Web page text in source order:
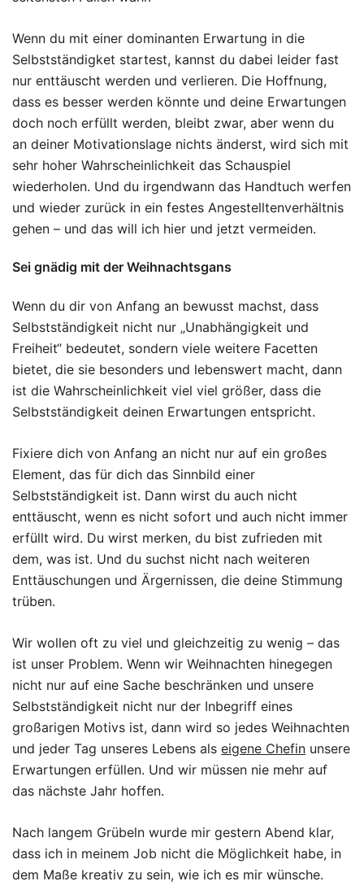
Wenn du mit einer dominanten Erwartung in die
Selbstständigket startest, kannst du dabei leider fast
nur enttäuscht werden und verlieren. Die Hoffnung,
dass es besser werden könnte und deine Erwartungen
doch noch erfüllt werden, bleibt zwar, aber wenn du
an deiner Motivationslage nichts änderst, wird sich mit
sehr hoher Wahrscheinlichkeit das Schauspiel
wiederholen. Und du irgendwann das Handtuch werfen
und wieder zurück in ein festes Angestelltenverhältnis
gehen – und das will ich hier und jetzt vermeiden.
Sei gnädig mit der Weihnachtsgans
Wenn du dir von Anfang an bewusst machst, dass
Selbstständigkeit nicht nur „Unabhängigkeit und
Freiheit“ bedeutet, sondern viele weitere Facetten
bietet, die sie besonders und lebenswert macht, dann
ist die Wahrscheinlichkeit viel viel größer, dass die
Selbstständigkeit deinen Erwartungen entspricht.
Fixiere dich von Anfang an nicht nur auf ein großes
Element, das für dich das Sinnbild einer
Selbstständigkeit ist. Dann wirst du auch nicht
enttäuscht, wenn es nicht sofort und auch nicht immer
erfüllt wird. Du wirst merken, du bist zufrieden mit
dem, was ist. Und du suchst nicht nach weiteren
Enttäuschungen und Ärgernissen, die deine Stimmung
trüben.
Wir wollen oft zu viel und gleichzeitig zu wenig – das
ist unser Problem. Wenn wir Weihnachten hinegegen
nicht nur auf eine Sache beschränken und unsere
Selbstständigkeit nicht nur der Inbegriff eines
großarigen Motivs ist, dann wird so jedes Weihnachten
und jeder Tag unseres Lebens als eigene Chefin unsere
Erwartungen erfüllen. Und wir müssen nie mehr auf
das nächste Jahr hoffen.
Nach langem Grübeln wurde mir gestern Abend klar,
dass ich in meinem Job nicht die Möglichkeit habe, in
dem Maße kreativ zu sein, wie ich es mir wünsche.